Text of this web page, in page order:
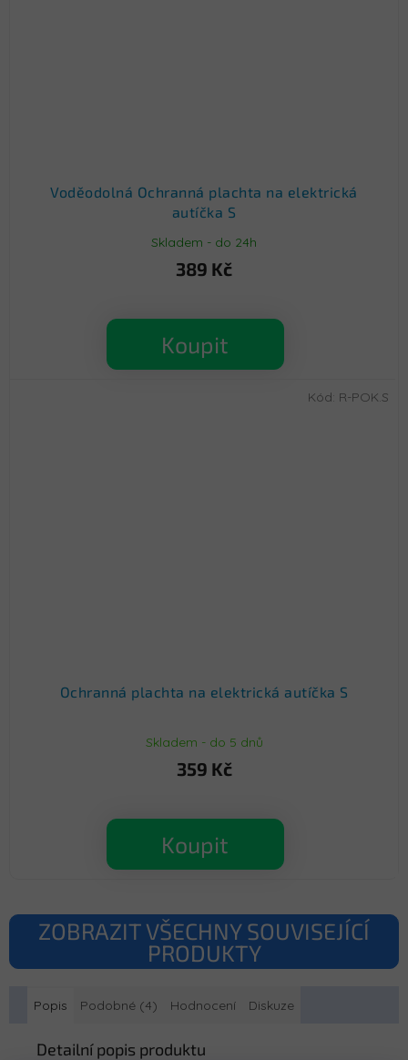
Voděodolná Ochranná plachta na elektrická
autíčka S
Skladem - do 24h
389 Kč
Koupit
Ochranná plachta na elektrická autíčka S
Skladem - do 5 dnů
359 Kč
Koupit
Kód: R-POK.S
ZOBRAZIT VŠECHNY SOUVISEJÍCÍ
PRODUKTY
Popis Podobné (4) Hodnocení Diskuze
Detailní popis produktu